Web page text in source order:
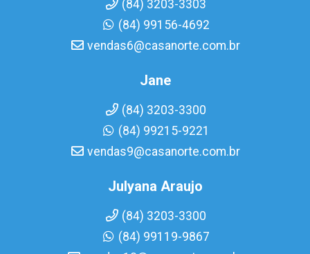
(84) 3203-3303
(84) 99156-4692
vendas6@casanorte.com.br
Jane
(84) 3203-3300
(84) 99215-9221
vendas9@casanorte.com.br
Julyana Araujo
(84) 3203-3300
(84) 99119-9867